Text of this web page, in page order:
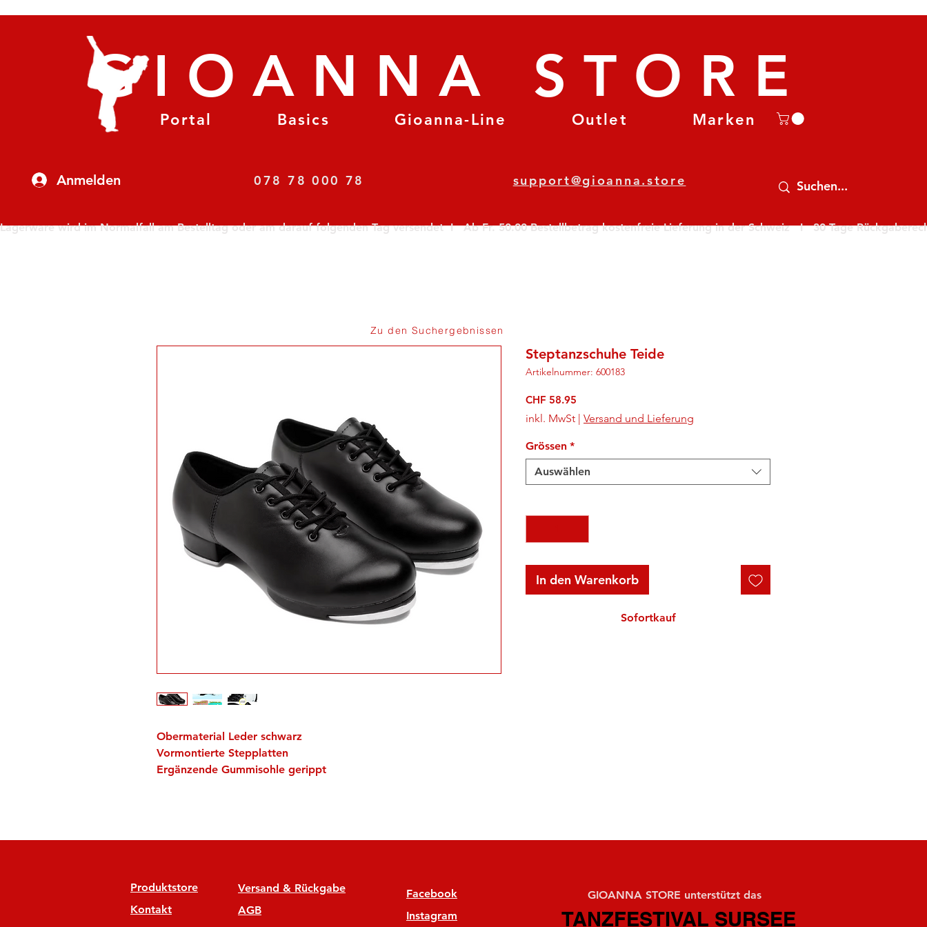
Anmelden
Portal Basics Gioanna-Line Outlet Marken
GIOANNA STORE
078 78 000 78 support@gioanna.store
Lagerware wird im Normalfall am Bestelltag oder am darauf folgenden Tag versendet  I   Ab Fr. 50.00 Bestellbetrag kostenfreie Lieferung in der Schweiz   I   30 Tage
Obermaterial Leder schwarz
Vormontierte Stepplatten
Ergänzende Gummisohle gerippt
Steptanzschuhe Teide
Artikelnummer: 600183
CHF 58.95
inkl. MwSt | Versand und Lieferung
Grössen *
Auswählen
In den Warenkorb
Sofortkauf
Zu den Suchergebnissen
Produktstore
Kontakt
Versand & Rückgabe
AGB
Facebook
Instagram
GIOANNA STORE unterstützt das
TANZFESTIVAL SURSEE
TANZFESTIVAL SURSEE